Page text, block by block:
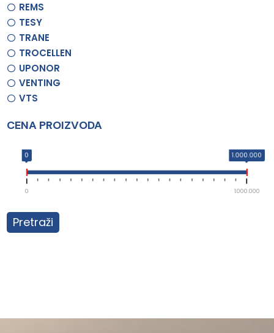
REMS
TESY
TRANE
TROCELLEN
UPONOR
VENTING
VTS
CENA PROIZVODA
0 1.000.000
0 1.000.000
Pretraži